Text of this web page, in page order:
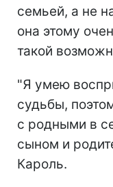
семьей, а не
она этому
такой
"Я умею
судьбы,
с родными в
сыном и
Кароль.